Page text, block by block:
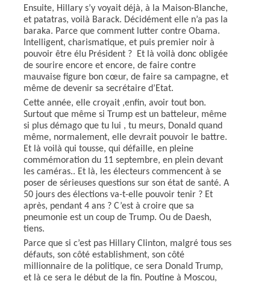
Ensuite, Hillary s’y voyait déjà, à la Maison-Blanche,
et patatras, voilà Barack. Décidément elle n’a pas la
baraka. Parce que comment lutter contre Obama.
Intelligent, charismatique, et puis premier noir à
pouvoir être élu Président ? Et là voilà donc obligée
de sourire encore et encore, de faire contre
mauvaise figure bon cœur, de faire sa campagne, et
même de devenir sa secrétaire d’Etat.
Cette année, elle croyait ,enfin, avoir tout bon.
Surtout que même si Trump est un batteleur, même
si plus démago que tu lui , tu meurs, Donald quand
même, normalement, elle devrait pouvoir le battre.
Et là voilà qui tousse, qui défaille, en pleine
commémoration du 11 septembre, en plein devant
les caméras.. Et là, les électeurs commencent à se
poser de sérieuses questions sur son état de santé. A
50 jours des élections va-t-elle pouvoir tenir ? Et
après, pendant 4 ans ? C’est à croire que sa
pneumonie est un coup de Trump. Ou de Daesh,
tiens.
Parce que si c’est pas Hillary Clinton, malgré tous ses
défauts, son côté establishment, son côté
millionnaire de la politique, ce sera Donald Trump,
et là ce sera le début de la fin. Poutine à Moscou,